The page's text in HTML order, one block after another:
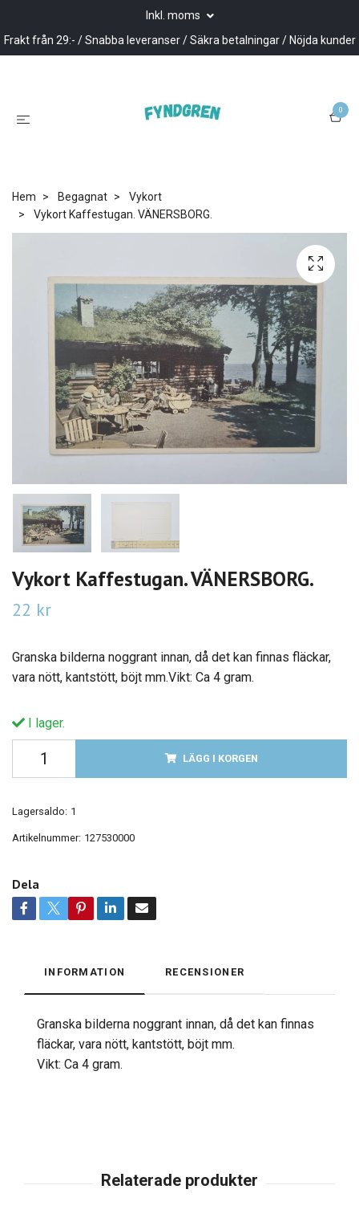
Inkl. moms
Frakt från 29:- / Snabba leveranser / Säkra betalningar / Nöjda kunder
0
Hem Begagnat
Vykort
Vykort Kaffestugan. VÄNERSBORG.
Vykort Kaffestugan. VÄNERSBORG.
22 kr
Granska bilderna noggrant innan, då det kan finnas fläckar,
vara nött, kantstött, böjt mm.Vikt: Ca 4 gram.
I lager.
LÄGG I KORGEN
Lagersaldo: 1
Artikelnummer: 127530000
Dela
INFORMATION RECENSIONER
Granska bilderna noggrant innan, då det kan finnas
fläckar, vara nött, kantstött, böjt mm.
Vikt: Ca 4 gram.